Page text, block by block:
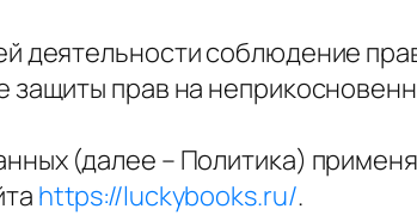
деятельности соблюдение
защиты прав на
(далее – Политика)
https://luckybooks.ru/.